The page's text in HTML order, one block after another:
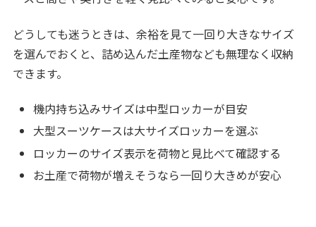
どうしても迷うときは、余裕を見て一回り大きなサイズ
を選んでおくと、詰め込んだ土産物なども無理なく収納
できます。
機内持ち込みサイズは中型ロッカーが目安
大型スーツケースは大サイズロッカーを選ぶ
ロッカーのサイズ表示を荷物と見比べて確認する
お土産で荷物が増えそうなら一回り大きめが安心